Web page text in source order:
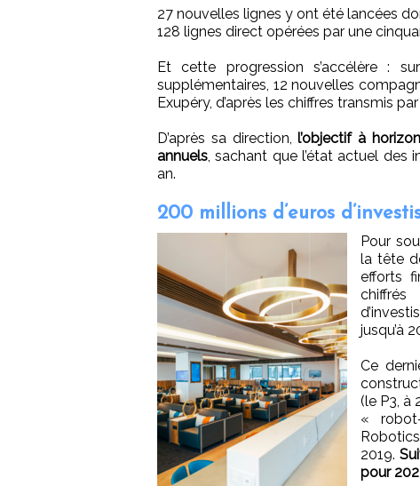
27 nouvelles lignes y ont été lancées
128 lignes direct opérées par une
Et cette progression s’accélère :
supplémentaires, 12 nouvelles
Exupéry, d’après les chiffres transmis
D’après sa direction, l’objectif à
annuels, sachant que l’état actuel des
an.
200 millions d’euros
Pour
la tête
efforts
jusqu’à
Ce
(le P3, à
«
2019.
pour